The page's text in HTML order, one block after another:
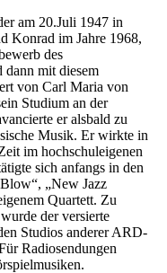
am 20.Juli 1947 in
Konrad im Jahre 1968,
des
dann mit diesem
von Carl Maria von
Studium an der
er alsbald zu
Musik. Er wirkte in
im hochschuleigenen
sich anfangs in den
„New Jazz
Quartett. Zu
der versierte
Studios anderer ARD-
Radiosendungen